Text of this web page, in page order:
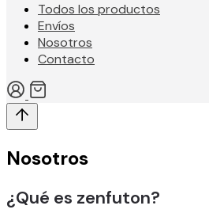
Todos los productos
Envíos
Nosotros
Contacto
Nosotros
¿Qué es zenfuton?